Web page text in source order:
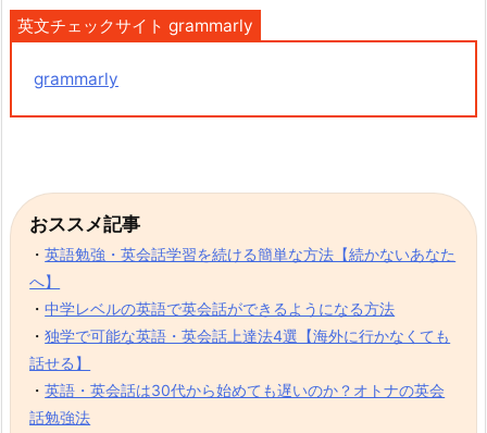
英文チェックサイト grammarly
grammarly
おススメ記事
・英語勉強・英会話学習を続ける簡単な方法【続かないあなた
へ】
・中学レベルの英語で英会話ができるようになる方法
・独学で可能な英語・英会話上達法4選【海外に行かなくても
話せる】
・英語・英会話は30代から始めても遅いのか？オトナの英会
話勉強法